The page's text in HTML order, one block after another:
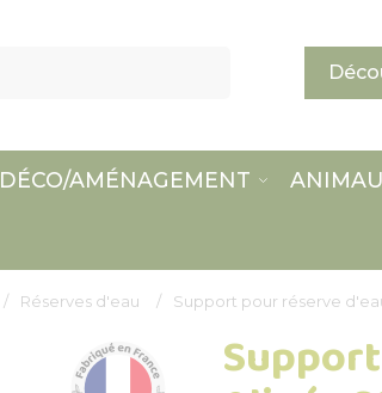
DÉCO/AMÉNAGEMENT
Réserves d'eau Support pour réserve